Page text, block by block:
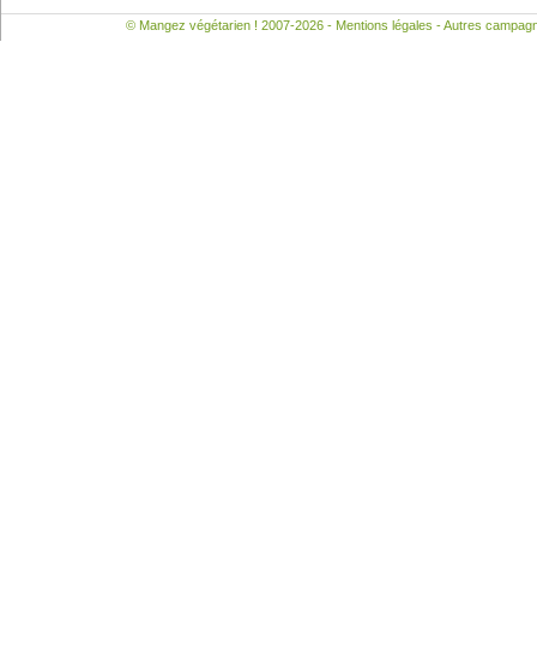
© Mangez végétarien ! 2007-2026 - Mentions légales - Autres